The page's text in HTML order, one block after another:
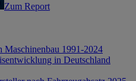
Zum Report
Maschinenbau 1991-2024
in Deutschland